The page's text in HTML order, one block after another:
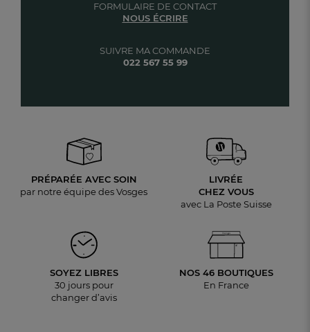
SUIVRE MA COMMANDE
022 567 55 99
FORMULAIRE DE CONTACT
NOUS ÉCRIRE
PRÉPARÉE AVEC SOIN
par notre équipe des Vosges
LIVRÉE
CHEZ VOUS
avec La Poste Suisse
SOYEZ LIBRES
30 jours pour
changer d’avis
NOS 46 BOUTIQUES
En France